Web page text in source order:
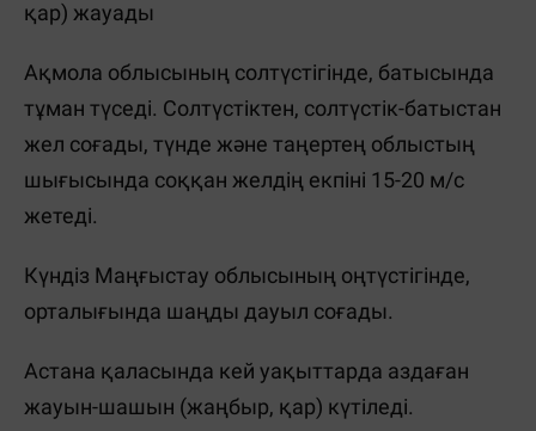
қар) жауады
Ақмола облысының солтүстігінде, батысында
тұман түседі. Солтүстіктен, солтүстік-батыстан
жел соғады, түнде және таңертең облыстың
шығысында соққан желдің екпіні 15-20 м/с
жетеді.
Күндіз Маңғыстау облысының оңтүстігінде,
орталығында шаңды дауыл соғады.
Астана қаласында кей уақыттарда аздаған
жауын-шашын (жаңбыр, қар) күтіледі.